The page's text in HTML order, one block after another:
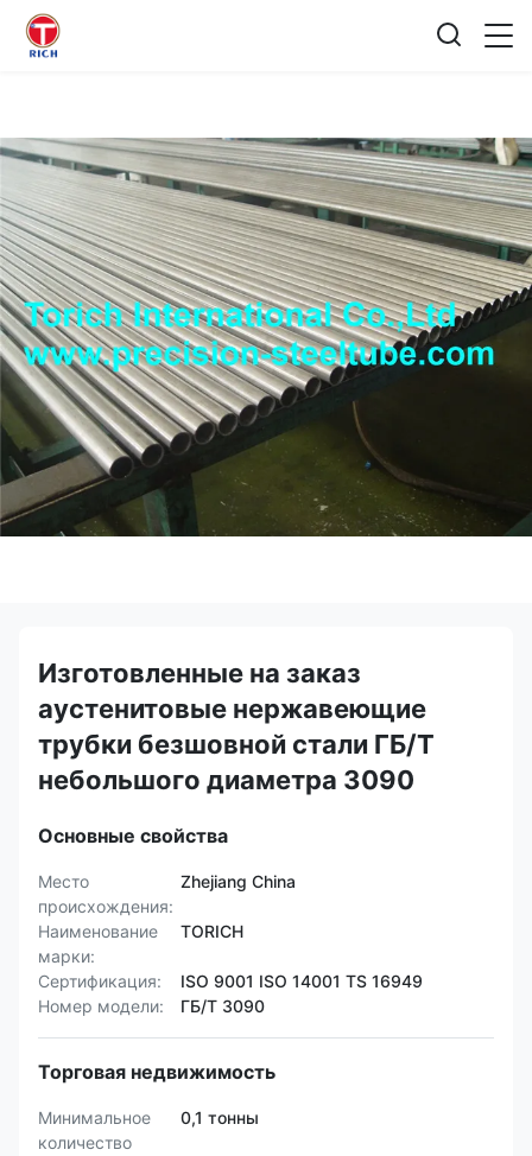
Изготовленные на заказ
аустенитовые нержавеющие
трубки безшовной стали ГБ/Т
небольшого диаметра 3090
Основные свойства
Место
происхождения:
Zhejiang China
Наименование
марки:
TORICH
Сертификация:
ISO 9001 ISO 14001 TS 16949
Номер модели:
ГБ/Т 3090
Торговая недвижимость
Минимальное
количество
0,1 тонны